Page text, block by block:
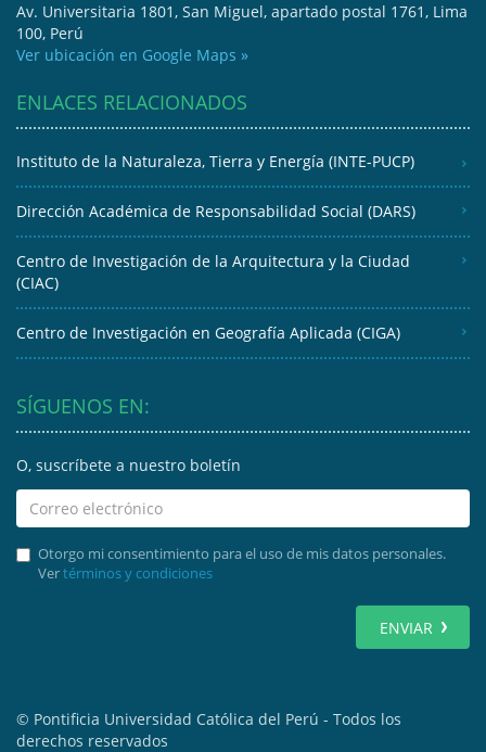
Av. Universitaria 1801, San Miguel, apartado postal 1761, Lima
100, Perú
Ver ubicación en Google Maps »
ENLACES RELACIONADOS
Instituto de la Naturaleza, Tierra y Energía (INTE-PUCP)
Dirección Académica de Responsabilidad Social (DARS)
Centro de Investigación de la Arquitectura y la Ciudad
(CIAC)
Centro de Investigación en Geografía Aplicada (CIGA)
SÍGUENOS EN:
O, suscríbete a nuestro boletín
Otorgo mi consentimiento para el uso de mis datos personales.
Vertérminos y condiciones
ENVIAR
© Pontificia Universidad Católica del Perú - Todos los
derechos reservados